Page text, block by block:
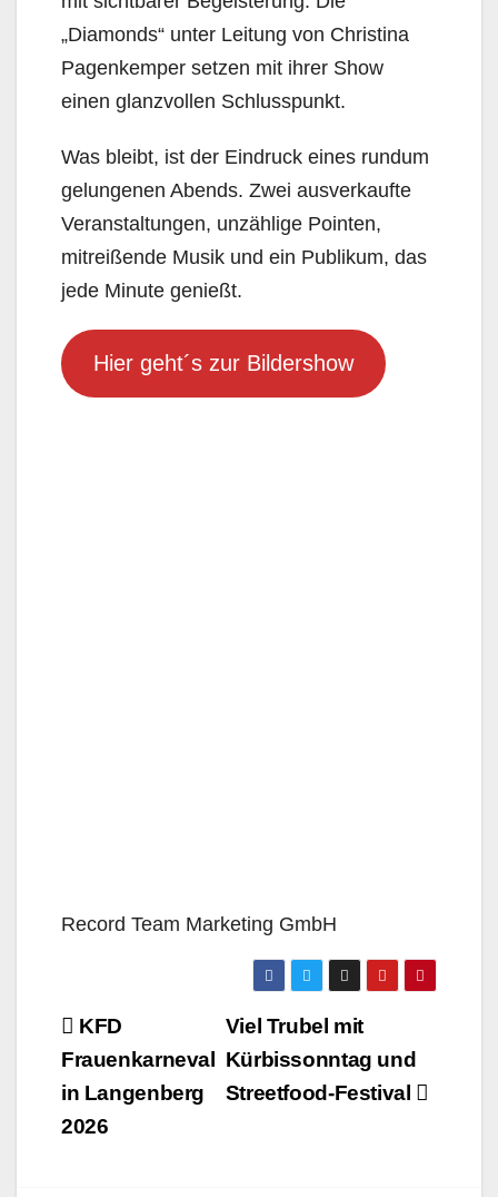
„Diamonds“ unter Leitung von Christina
Pagenkemper setzen mit ihrer Show
einen glanzvollen Schlusspunkt.
Was bleibt, ist der Eindruck eines rundum
gelungenen Abends. Zwei ausverkaufte
Veranstaltungen, unzählige Pointen,
mitreißende Musik und ein Publikum, das
jede Minute genießt.
Hier geht´s zur Bildershow
Record Team Marketing GmbH
BeitragsnavigationViel Trubel mit
Kürbissonntag und
Streetfood-Festival
KFD
Frauenkarneval
in Langenberg
2026